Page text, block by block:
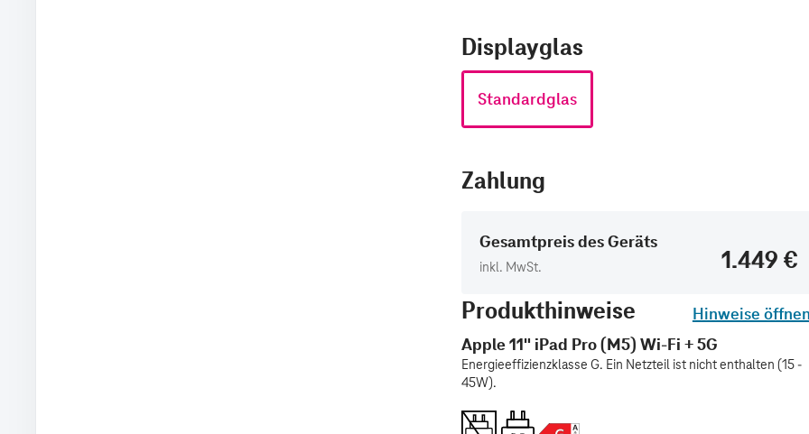
Displayglas
Standardglas
Zahlung
Gesamtpreis des Geräts
inkl. MwSt.
1.449 €
Produkthinweise
Hinweise
Apple 11" iPad Pro (M5) Wi-Fi + 5G
Energieeffizienzklasse G. Ein Netzteil ist nicht enthalten (15 -
45W).